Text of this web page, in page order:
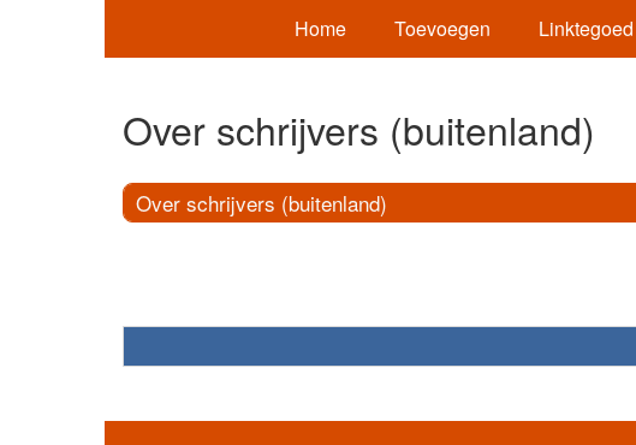
Home Toevoegen
Over schrijvers (buitenland)
Over schrijvers (buitenland)